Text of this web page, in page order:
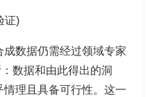
证)
数据仍需经过领域专家
数据和由此得出的洞
理且具备可行性。这一